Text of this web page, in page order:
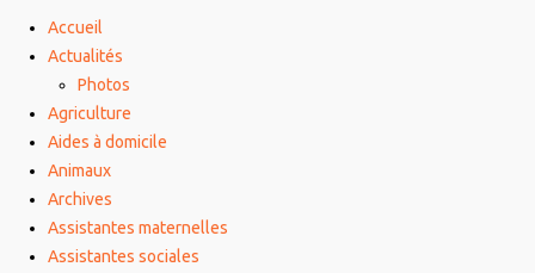
Accueil
Actualités
Photos
Agriculture
Aides à domicile
Animaux
Archives
Assistantes maternelles
Assistantes sociales